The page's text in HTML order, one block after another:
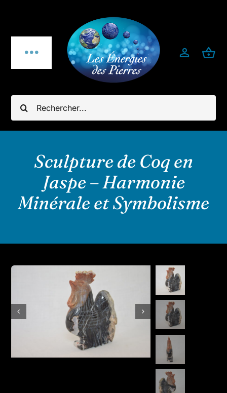
contenu
Rechercher:
Toggle
Navigation
Pierres fines
Bijoux pierres & argent 925
Sculpture de Coq en
Jaspe – Harmonie
Minérale et Symbolisme